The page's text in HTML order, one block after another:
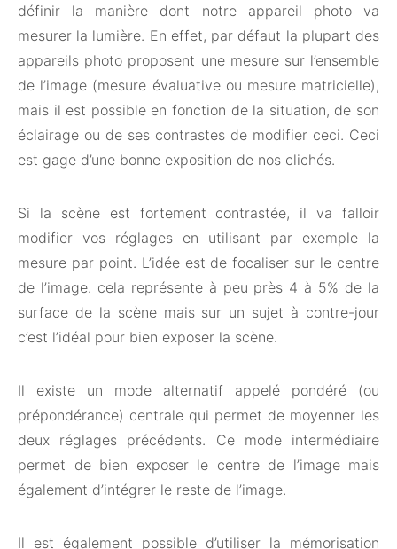
définir la manière dont notre appareil photo va
mesurer la lumière. En effet, par défaut la plupart des
appareils photo proposent une mesure sur l’ensemble
de l’image (mesure évaluative ou mesure matricielle),
mais il est possible en fonction de la situation, de son
éclairage ou de ses contrastes de modifier ceci. Ceci
est gage d’une bonne exposition de nos clichés.
Si la scène est fortement contrastée, il va falloir
modifier vos réglages en utilisant par exemple la
mesure par point. L’idée est de focaliser sur le centre
de l’image. cela représente à peu près 4 à 5% de la
surface de la scène mais sur un sujet à contre-jour
c’est l’idéal pour bien exposer la scène.
Il existe un mode alternatif appelé pondéré (ou
prépondérance) centrale qui permet de moyenner les
deux réglages précédents. Ce mode intermédiaire
permet de bien exposer le centre de l’image mais
également d’intégrer le reste de l’image.
Il est également possible d’utiliser la mémorisation